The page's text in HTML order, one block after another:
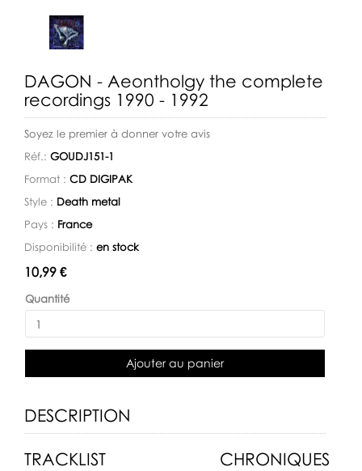
DAGON - Aeontholgy the complete
recordings 1990 - 1992
Soyez le premier à donner votre avis
Réf.: GOUDJ151-1
Format : CD DIGIPAK
Style : Death metal
Pays : France
Disponibilité : en stock
Disponibilité:
10,99 €
Quantité
Ajouter au panier
DESCRIPTION
TRACKLIST CHRONIQUES